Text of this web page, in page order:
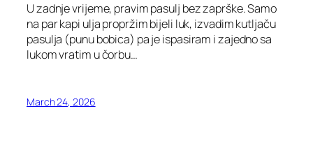
U zadnje vrijeme, pravim pasulj bez zaprške. Samo
na par kapi ulja propržim bijeli luk, izvadim kutljaču
pasulja (punu bobica) pa je ispasiram i zajedno sa
lukom vratim u čorbu…
March 24, 2026